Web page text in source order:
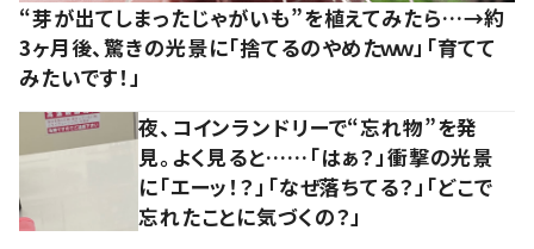
“芽が出てしまったじゃがいも”を植えてみたら…→約
3ヶ月後、驚きの光景に「捨てるのやめたｗｗ」「育てて
みたいです！」
夜、コインランドリーで“忘れ物”を発
見。よく見ると……「はぁ？」衝撃の光景
に「エーッ！？」「なぜ落ちてる？」「どこで
忘れたことに気づくの？」